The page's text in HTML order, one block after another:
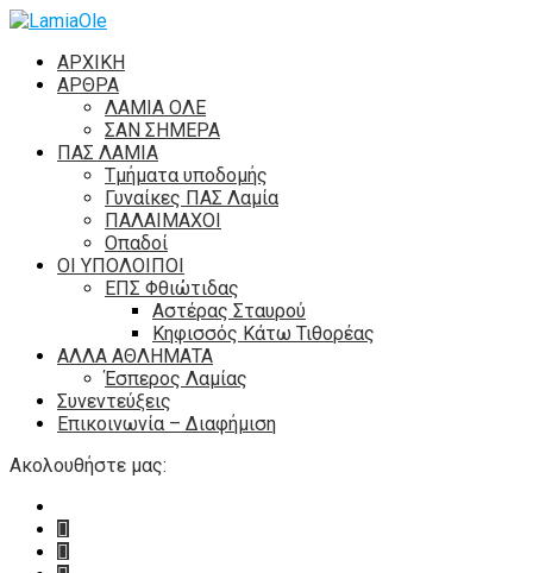
ΑΡΧΙΚΗ
ΑΡΘΡΑ
ΛΑΜΙΑ ΟΛΕ
ΣΑΝ ΣΗΜΕΡΑ
ΠΑΣ ΛΑΜΙΑ
Τμήματα υποδομής
Γυναίκες ΠΑΣ Λαμία
ΠΑΛΑΙΜΑΧΟΙ
Οπαδοί
ΟΙ ΥΠΟΛΟΙΠΟΙ
ΕΠΣ Φθιώτιδας
Αστέρας Σταυρού
Κηφισσός Κάτω Τιθορέας
ΑΛΛΑ ΑΘΛΗΜΑΤΑ
Έσπερος Λαμίας
Συνεντεύξεις
Επικοινωνία – Διαφήμιση
Ακολουθήστε μας: